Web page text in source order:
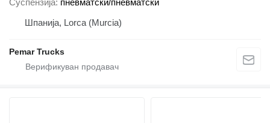
Суспензија пневматски/пневматски
Шпанија, Lorca (Murcia)
Pemar Trucks